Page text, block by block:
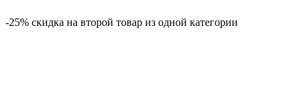
-25% скидка на второй товар из одной категории